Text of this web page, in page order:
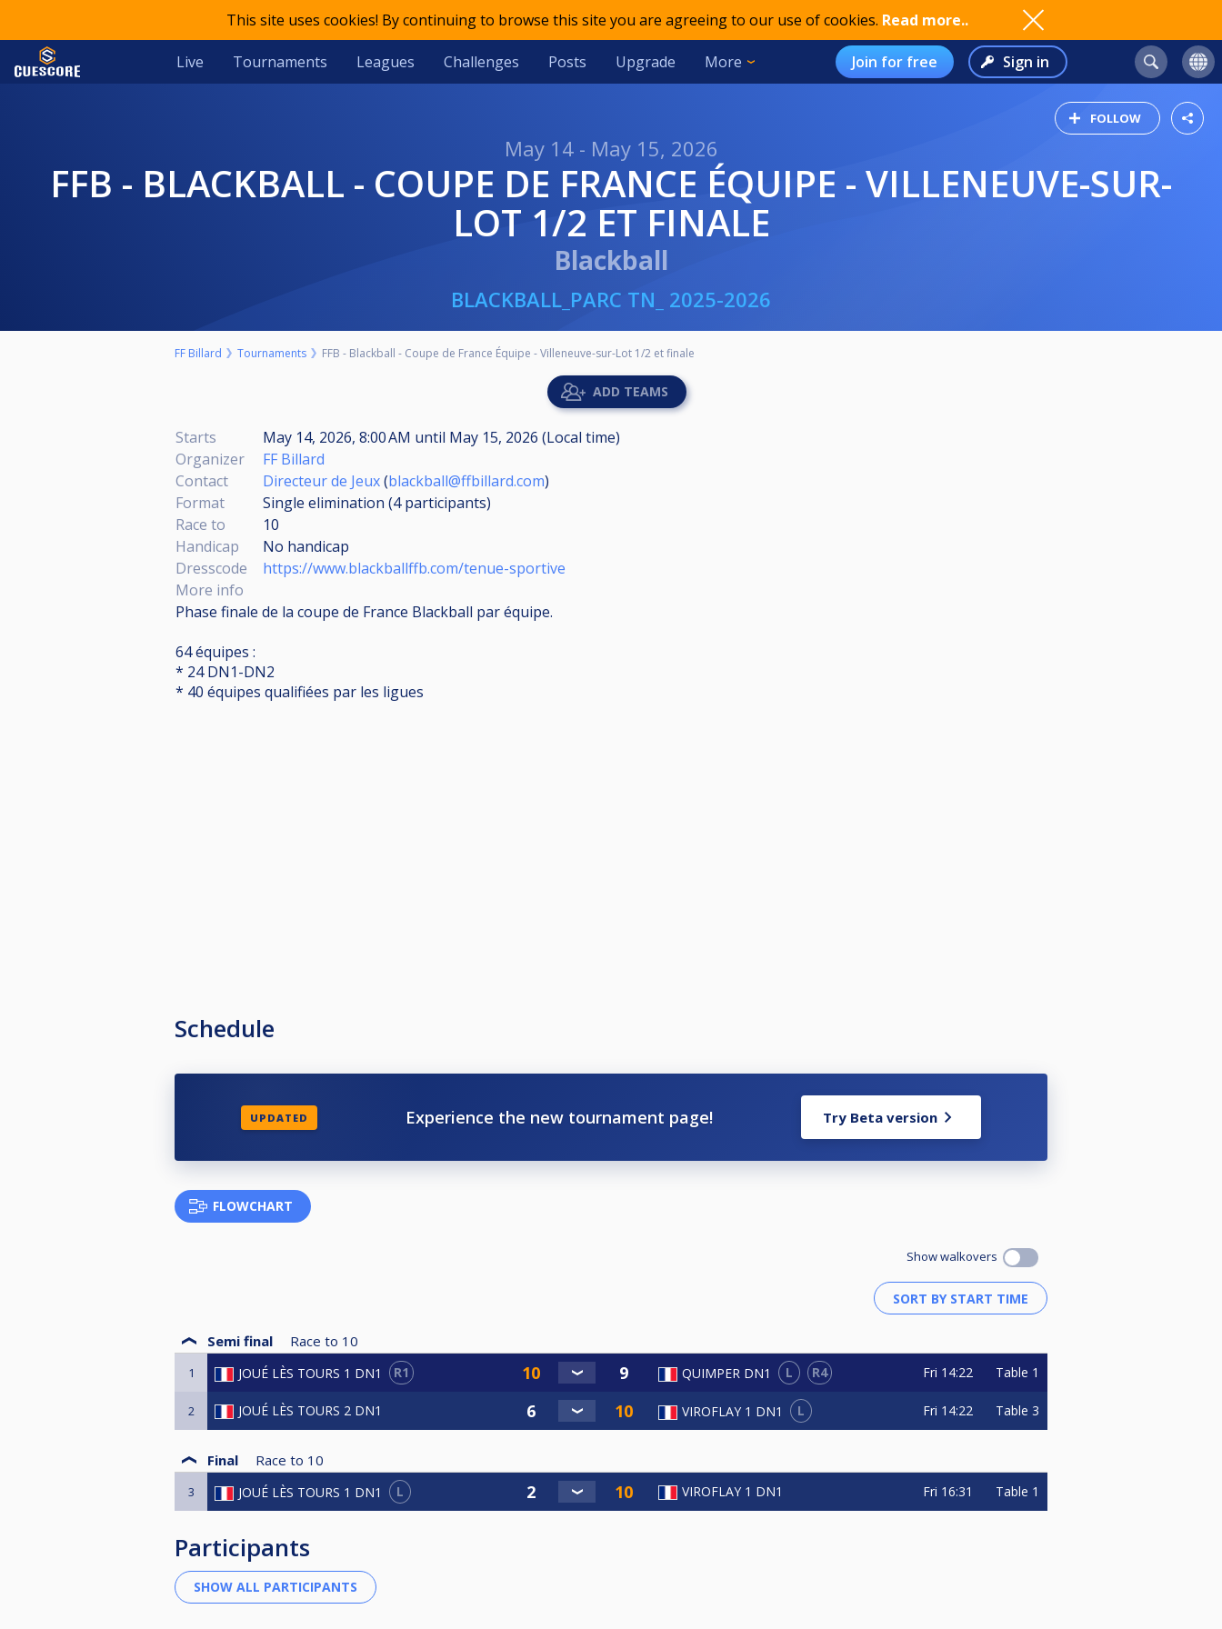
This site uses cookies! By continuing to browse this site you are agreeing to our use of cookies. Read more..
Live Tournaments Leagues Challenges Posts Upgrade More Join for free Sign in
FOLLOW
May 14 - May 15, 2026
FFB - BLACKBALL - COUPE DE FRANCE ÉQUIPE - VILLENEUVE-SUR-
LOT 1/2 ET FINALE
Blackball
BLACKBALL_PARC TN_ 2025-2026
FF Billard Tournaments FFB - Blackball - Coupe de France Équipe - Villeneuve-sur-Lot 1/2 et finale
ADD TEAMS
Starts May 14, 2026, 8:00 AM until May 15, 2026 (Local time)
Organizer
FF Billard
Contact
Directeur de Jeux(blackball@ffbillard.com)
Format
Single elimination (4participants)
Race to
10
Handicap
No handicap
Dresscode
https://www.blackballffb.com/tenue-sportive
More info
Phase finale de la coupe de France Blackball par équipe.
64 équipes :
* 24 DN1-DN2
* 40 équipes qualifiées par les ligues
Schedule
UPDATED Experience the new tournament page! Try Beta version
FLOWCHART
Show walkovers
Semi final Race to 10
1 JOUÉ LÈS TOURS 1 DN1 R1 QUIMPER DN1 L R4 Fri 14:22 Table 1
2 JOUÉ LÈS TOURS 2 DN1 VIROFLAY 1 DN1 L Fri 14:22 Table 3
Final Race to 10
3 JOUÉ LÈS TOURS 1 DN1 L VIROFLAY 1 DN1 Fri 16:31 Table 1
Participants